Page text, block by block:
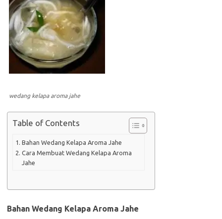
wedang kelapa aroma jahe
Table of Contents
Bahan Wedang Kelapa Aroma Jahe
Cara Membuat Wedang Kelapa Aroma
Jahe
Bahan Wedang Kelapa Aroma Jahe